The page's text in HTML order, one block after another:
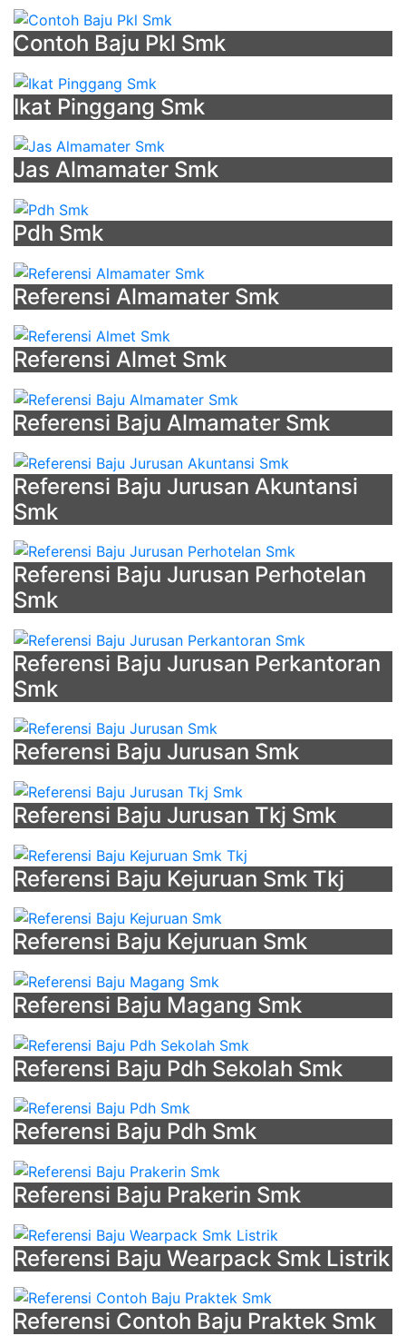
Contoh Baju Pkl Smk
Ikat Pinggang Smk
Jas Almamater Smk
Pdh Smk
Referensi Almamater Smk
Referensi Almet Smk
Referensi Baju Almamater Smk
Referensi Baju Jurusan Akuntansi
Smk
Referensi Baju Jurusan Perhotelan
Smk
Referensi Baju Jurusan Perkantoran
Smk
Referensi Baju Jurusan Smk
Referensi Baju Jurusan Tkj Smk
Referensi Baju Kejuruan Smk Tkj
Referensi Baju Kejuruan Smk
Referensi Baju Magang Smk
Referensi Baju Pdh Sekolah Smk
Referensi Baju Pdh Smk
Referensi Baju Prakerin Smk
Referensi Baju Wearpack Smk Listrik
Referensi Contoh Baju Praktek Smk